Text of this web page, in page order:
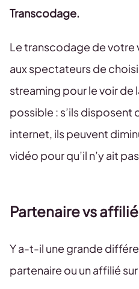
Transcodage.
Le transcodage de
aux spectateurs de
streaming pour le voir de
possible : s’ils disposent
internet, ils peuvent
vidéo pour qu’il n’y ait
Partenaire vs
Y a-t-il une grande
partenaire ou un affilié